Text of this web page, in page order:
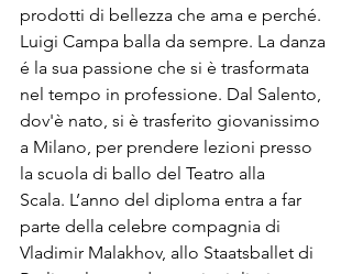
prodotti di bellezza che ama e perché.
Luigi Campa balla da sempre. La danza
é la sua passione che si è trasformata
nel tempo in professione. Dal Salento,
dov'è nato, si è trasferito giovanissimo
a Milano, per prendere lezioni presso
la scuola di ballo del Teatro alla
Scala. L’anno del diploma entra a far
parte della celebre compagnia di
Vladimir Malakhov, allo Staatsballet di